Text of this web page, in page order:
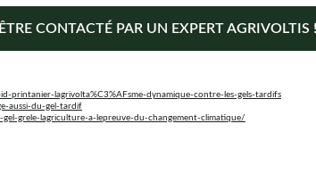
CONTACTÉ PAR UN EXPERT AGRIVOLTIS !
printanier-lagrivolta%C3%AFsme-dynamique-contre-les-gels-tardifs
aussi-du-gel-tardif
grele-lagriculture-a-lepreuve-du-changement-climatique/